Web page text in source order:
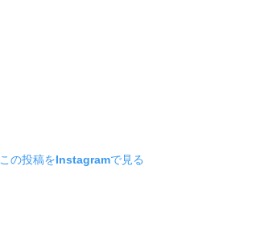
この投稿をInstagramで見る